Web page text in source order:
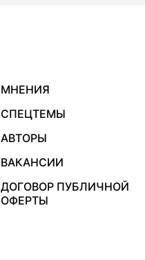
МНЕНИЯ
СПЕЦТЕМЫ
АВТОРЫ
ВАКАНСИИ
ДОГОВОР ПУБЛИЧНОЙ
ОФЕРТЫ